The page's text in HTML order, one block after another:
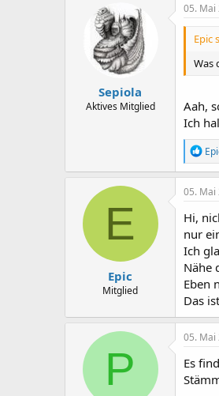
Sepiola
Aktives Mitglied
05. Mai
Epic
Was
Aah,
Ich
R
e
a
k
i
o
n
e
n
:
E
Epic
Mitglied
05. Mai
Hi,
nur
Ich
Nähe
Eben
Das
P
05. Mai
Es